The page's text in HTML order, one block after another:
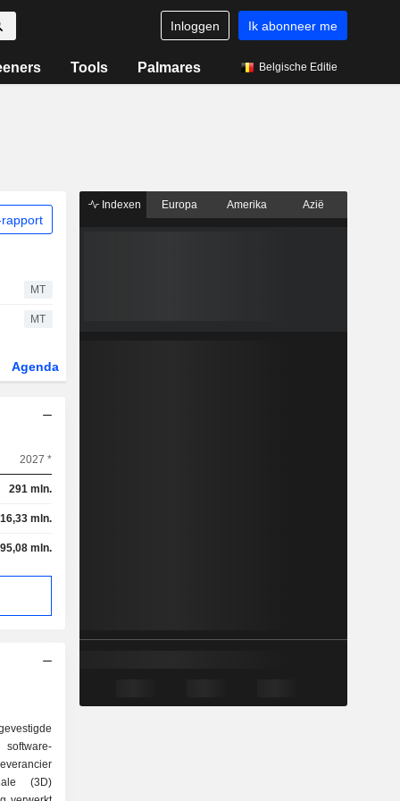
Inloggen Ik abonneer me
Tools Palmares Belgische Editie
MT
MT
Agenda
2027 *
291 mln.
16,33 mln.
mln.
(3D)
Indexen Europa Amerika Azië